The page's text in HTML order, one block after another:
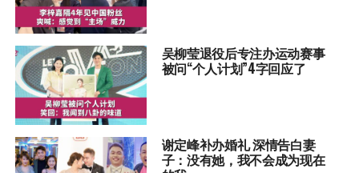
吴柳莹退役后专注办运动赛事
被问“个人计划”4字回应了
谢定峰补办婚礼 深情告白妻
子：没有她，我不会成为现在